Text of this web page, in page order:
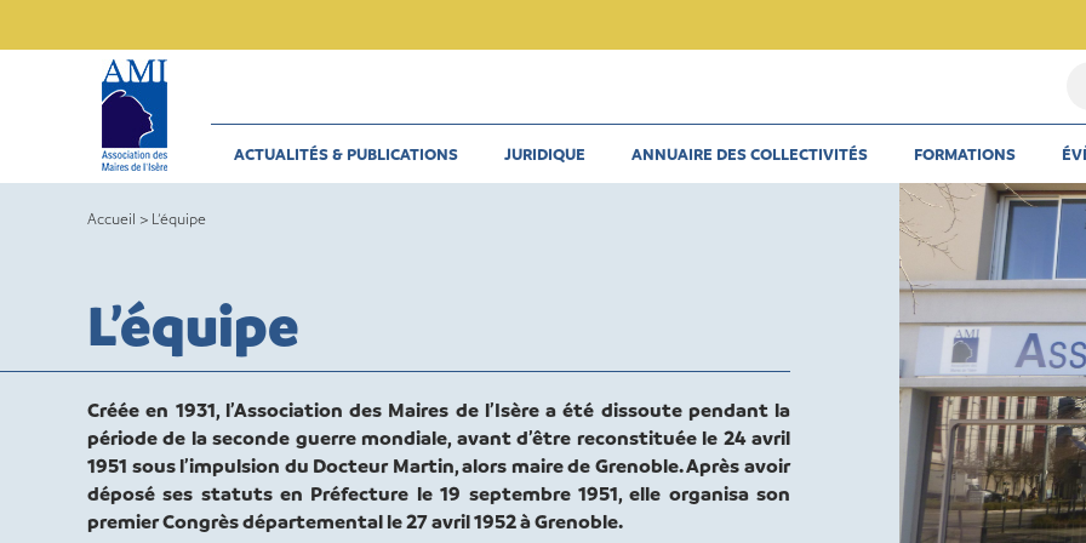
un
un
ACTUALITÉS & PUBLICATIONS JURIDIQUE ANNUAIRE DES COLLECTIVITÉS FORMATIONS
Accueil > L’équipe
L’équipe
Créée en 1931, l’Association des Maires de l’Isère a été dissoute pendant la
période de la seconde guerre mondiale, avant d’être reconstituée le 24 avril
1951 sous l’impulsion du Docteur Martin, alors maire de Grenoble. Après avoir
déposé ses statuts en Préfecture le 19 septembre 1951, elle organisa son
premier Congrès départemental le 27 avril 1952 à Grenoble.